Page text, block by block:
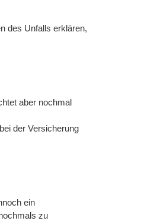
des Unfalls erklären,
aber nochmal
der Versicherung
ein
zu